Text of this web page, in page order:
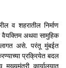
व शहरातील निर्माण
अथवा सामुहिक
लागत असे. परंतू मुंबईत
प्रक्रियेत बदल
कार्यालयात